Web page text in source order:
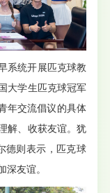
系统开展匹克球教
大学生匹克球冠军
年交流倡议的具体
解、收获友谊。犹
德则表示，匹克球
深友谊。